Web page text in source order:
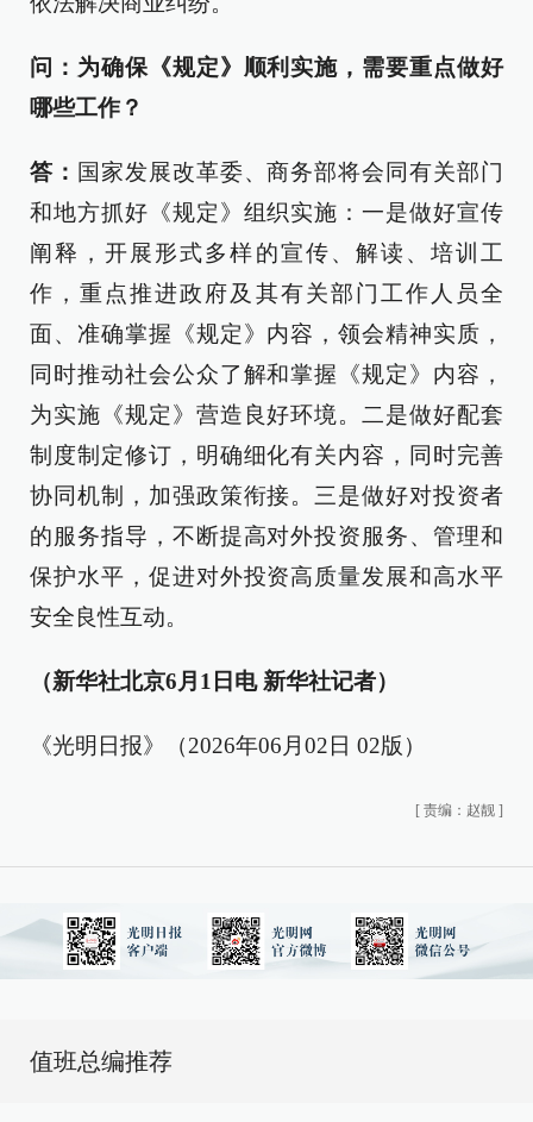
问：为确保《规定》顺利实施，需要重点做好
哪些工作？
答： 国家发展改革委、商务部将会同有关部门
和地方抓好《规定》组织实施：一是做好宣传
阐释，开展形式多样的宣传、解读、培训工
作，重点推进政府及其有关部门工作人员全
面、准确掌握《规定》内容，领会精神实质，
同时推动社会公众了解和掌握《规定》内容，
为实施《规定》营造良好环境。二是做好配套
制度制定修订，明确细化有关内容，同时完善
协同机制，加强政策衔接。三是做好对投资者
的服务指导，不断提高对外投资服务、管理和
保护水平，促进对外投资高质量发展和高水平
安全良性互动。
（新华社北京6月1日电 新华社记者）
《光明日报》（2026年06月02日 02版）
[ 责编：赵靓 ]
值班总编推荐